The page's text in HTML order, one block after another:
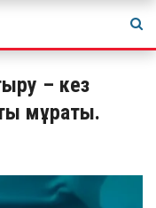
– кез
мұраты.